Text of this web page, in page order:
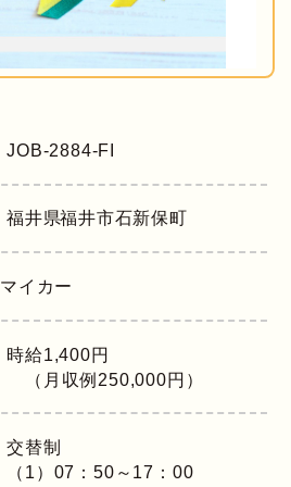
JOB-2884-FI
福井県福井市石新保町
マイカー
時給1,400円
（月収例250,000円）
交替制
（1）07：50～17：00